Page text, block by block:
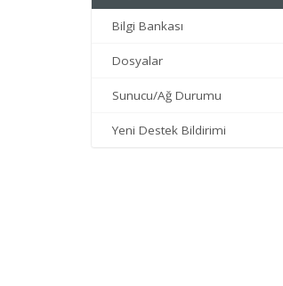
Bilgi Bankası
Dosyalar
Sunucu/Ağ Durumu
Yeni Destek Bildirimi